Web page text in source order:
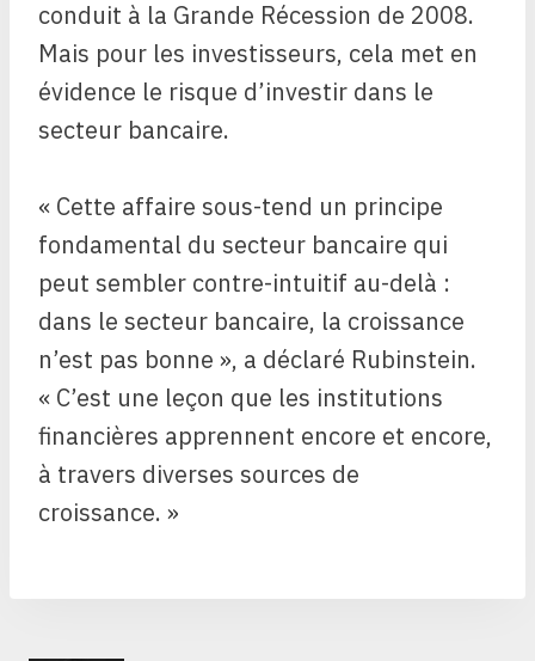
conduit à la Grande Récession de 2008.
Mais pour les investisseurs, cela met en
évidence le risque d’investir dans le
secteur bancaire.
« Cette affaire sous-tend un principe
fondamental du secteur bancaire qui
peut sembler contre-intuitif au-delà :
dans le secteur bancaire, la croissance
n’est pas bonne », a déclaré Rubinstein.
« C’est une leçon que les institutions
financières apprennent encore et encore,
à travers diverses sources de
croissance. »